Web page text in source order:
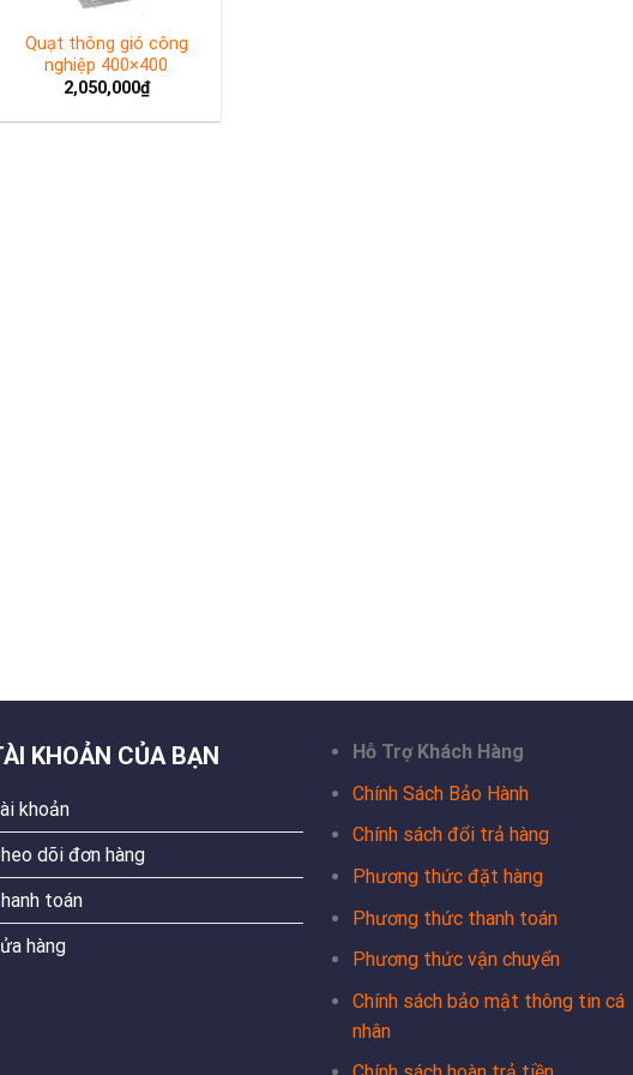
Quạt thông gió công
nghiệp 400×400
2,050,000₫
KHOẢN CỦA BẠN
khoản
dõi đơn hàng
toán
hàng
Hỗ Trợ Khách Hàng
Chính Sách Bảo Hành
Chính sách đổi trả hàng
Phương thức đặt hàng
Phương thức thanh toán
Phương thức vận chuyển
Chính sách bảo mật thông tin cá
nhân